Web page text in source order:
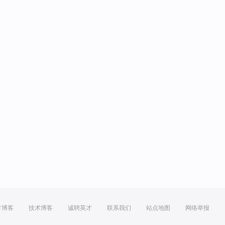
博客 技术博客 诚聘英才 联系我们 站点地图 网络举报